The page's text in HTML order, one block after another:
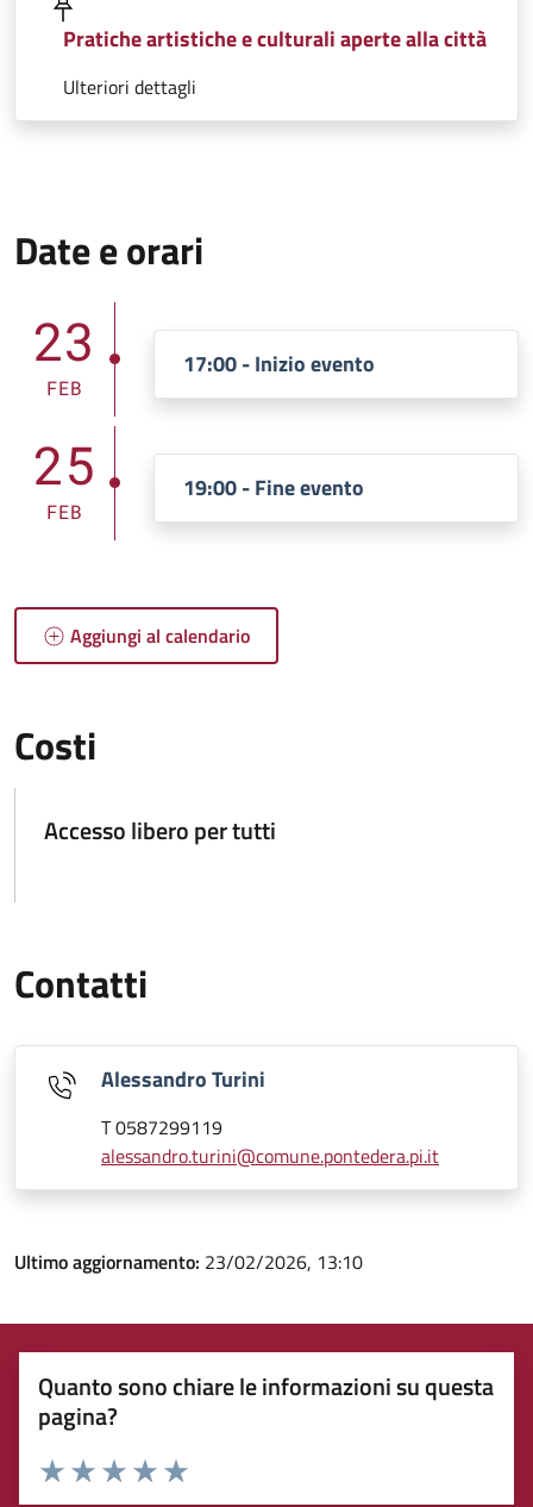
Pratiche artistiche e culturali aperte alla città
Ulteriori dettagli
Date e orari
23
FEB
17:00 - Inizio evento
25
FEB
19:00 - Fine evento
Aggiungi al calendario
Costi
Accesso libero per tutti
Contatti
Alessandro Turini
T 0587299119
alessandro.turini@comune.pontedera.pi.it
Ultimo aggiornamento: 23/02/2026, 13:10
Quanto sono chiare le informazioni su questa
pagina?
Rating:
Valuta 5 stelle su 5
Valuta 4 stelle su 5
Valuta 3 stelle su 5
Valuta 2 stelle su 5
Valuta 1 stelle su 5